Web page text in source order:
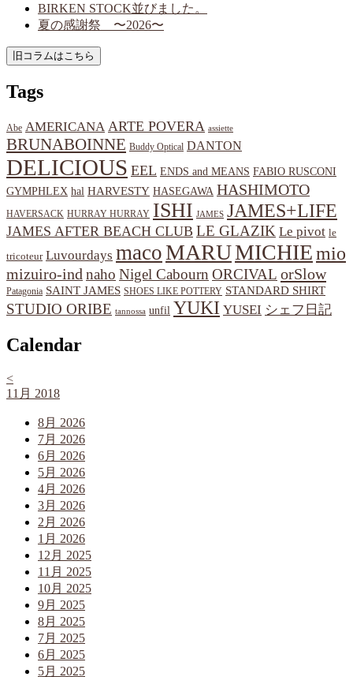
BIRKEN STOCK並びました。
夏の感謝祭 〜2026〜
Tags
Abe AMERICANA ARTE POVERA assiette
BRUNABOINNE Buddy Optical DANTON
DELICIOUS EEL ENDS and MEANS FABIO RUSCONI
GYMPHLEX hal HARVESTY HASEGAWA HASHIMOTO
HAVERSACK HURRAY HURRAY ISHI JAMES JAMES+LIFE
JAMES AFTER BEACH CLUB LE GLAZIK Le pivot le
tricoteur Luvourdays macoMARUMICHIEmio
mizuiro-ind naho Nigel Cabourn ORCIVAL orSlow
Patagonia SAINT JAMES SHOES LIKE POTTERY STANDARD SHIRT
STUDIO ORIBE tannossa unfil YUKI YUSEI シェフ日記
Calendar
<
11月 2018
8月 2026
7月 2026
6月 2026
5月 2026
4月 2026
3月 2026
2月 2026
1月 2026
12月 2025
11月 2025
10月 2025
9月 2025
8月 2025
7月 2025
6月 2025
5月 2025